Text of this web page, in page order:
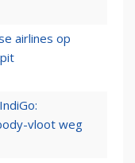
airlines op
vloot weg